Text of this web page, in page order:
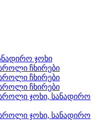
ჯოხი
ჩხირები
ჩხირები
ჩხირები
ჯოხი, სანადირო
ჯოხი, სანადირო